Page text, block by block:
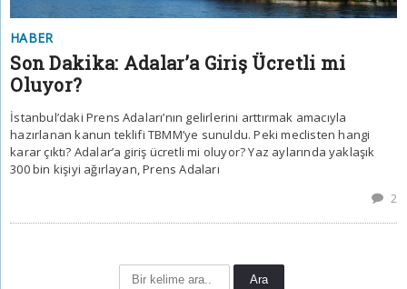
HABER
Son Dakika: Adalar’a Giriş Ücretli mi
Oluyor?
İstanbul’daki Prens Adaları’nın gelirlerini arttırmak amacıyla
hazırlanan kanun teklifi TBMM’ye sunuldu. Peki meclisten hangi
karar çıktı? Adalar’a giriş ücretli mi oluyor? Yaz aylarında yaklaşık
300 bin kişiyi ağırlayan, Prens Adaları
2